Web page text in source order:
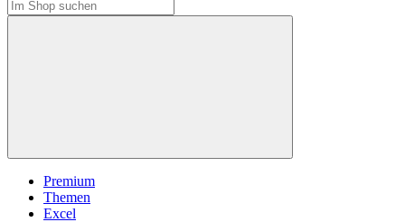
Premium
Themen
Excel